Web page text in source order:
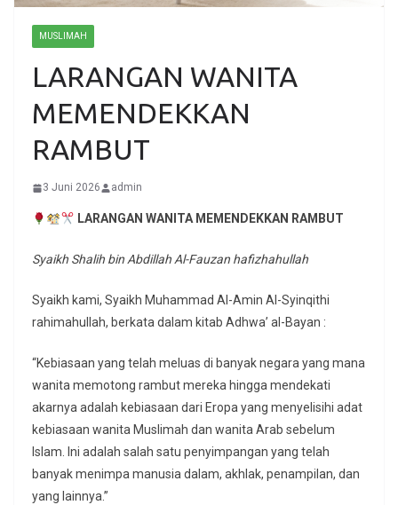
MUSLIMAH
LARANGAN WANITA
MEMENDEKKAN
RAMBUT
3 Juni 2026 admin
LARANGAN WANITA MEMENDEKKAN RAMBUT
Syaikh Shalih bin Abdillah Al-Fauzan hafizhahullah
Syaikh kami, Syaikh Muhammad Al-Amin Al-Syinqithi
rahimahullah, berkata dalam kitab Adhwa’ al-Bayan :
“Kebiasaan yang telah meluas di banyak negara yang mana
wanita memotong rambut mereka hingga mendekati
akarnya adalah kebiasaan dari Eropa yang menyelisihi adat
kebiasaan wanita Muslimah dan wanita Arab sebelum
Islam. Ini adalah salah satu penyimpangan yang telah
banyak menimpa manusia dalam, akhlak, penampilan, dan
yang lainnya.”